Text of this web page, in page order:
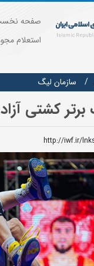
صفحه
استعلام
سازمان ليگ
کشتی
http://iwf.ir/